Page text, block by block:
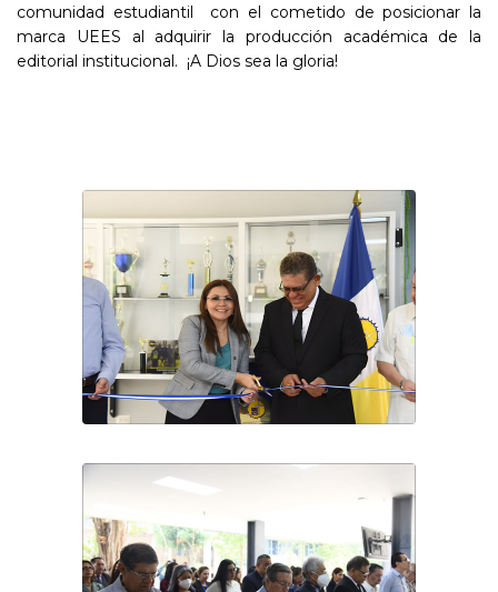
comunidad estudiantil con el cometido de posicionar la
marca UEES al adquirir la producción académica de la
editorial institucional. ¡A Dios sea la gloria!